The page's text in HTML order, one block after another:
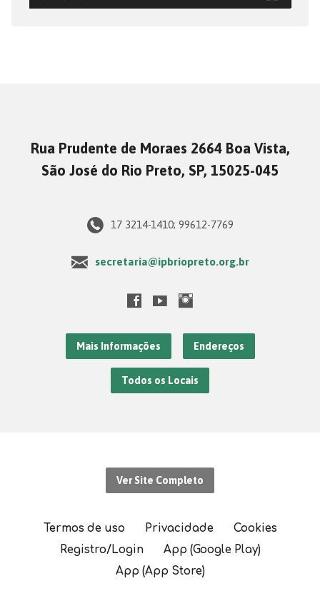
Rua Prudente de Moraes 2664 Boa Vista,
São José do Rio Preto, SP, 15025-045
17 3214-1410; 99612-7769
secretaria@ipbriopreto.org.br
Mais Informações Endereços
Todos os Locais
Ver Site Completo
Termos de uso Privacidade
Cookies
Registro/Login
App (Google Play)
App (App Store)